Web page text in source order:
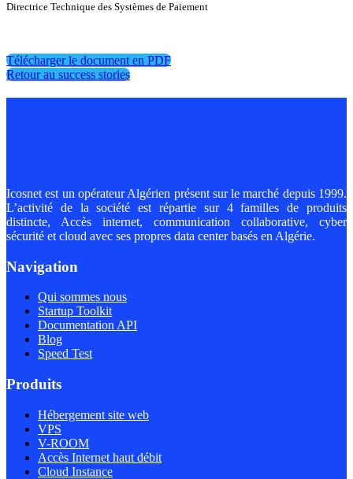
Directrice Technique des Systèmes de Paiement
Télécharger le document en PDF
Retour au success stories
Icosnet est un opérateur Algérien présent sur le marché depuis 1999.
L’activité de la société est répartie sur 4 familles de produits
distincte, Accès internet, communication collaborative, cyber
sécurité et cloud avec ses propres data center basés en Algérie.
Navigation
Qui sommes nous
Startup Toolkit
Documentation API
Blog
Speed Test
Produits
Hébergement site web
VPS
V-ROOM​
Accès Internet haut débit
Cloud Instance